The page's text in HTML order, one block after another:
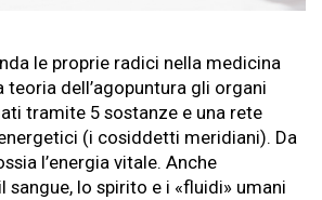
le proprie radici nella medicina
teoria dell’agopuntura gli organi
tramite 5 sostanze e una rete
(i cosiddetti meridiani). Da
l’energia vitale. Anche
sangue, lo spirito e i «fluidi» umani